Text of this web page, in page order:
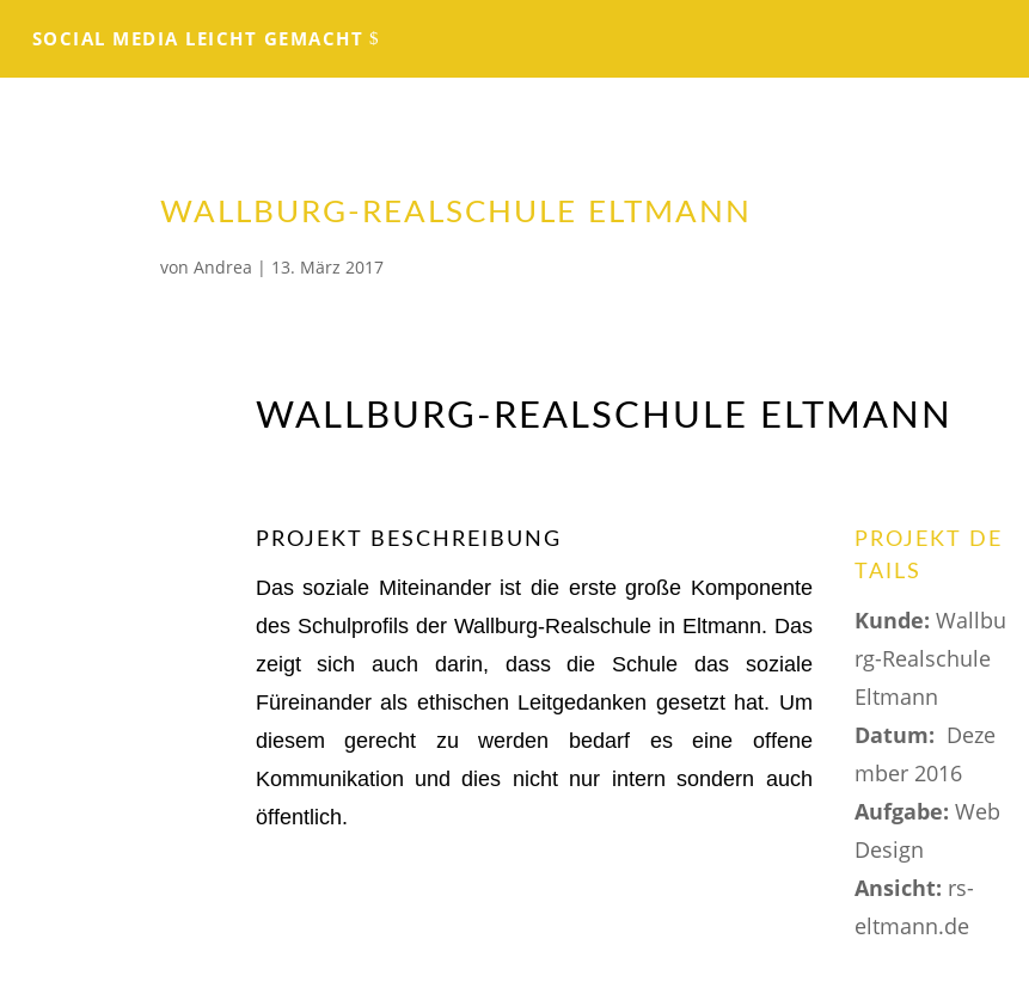
SOCIAL MEDIA LEICHT GEMACHT
WALLBURG-REALSCHULE ELTMANN
vonAndrea | 13. März 2017
WALLBURG-REALSCHULE ELTMANN
PROJEKT BESCHREIBUNG
Das soziale Miteinander ist die erste große Komponente
des Schulprofils der Wallburg-Realschule in Eltmann. Das
zeigt sich auch darin, dass die Schule das soziale
Füreinander als ethischen Leitgedanken gesetzt hat. Um
diesem gerecht zu werden bedarf es eine offene
Kommunikation und dies nicht nur intern sondern auch
öffentlich.
PROJEKT DE
TAILS
Kunde: Wallbu
rg-Realschule
Eltmann
Datum: Deze
mber 2016
Aufgabe: Web
Design
Ansicht: rs-
eltmann.de